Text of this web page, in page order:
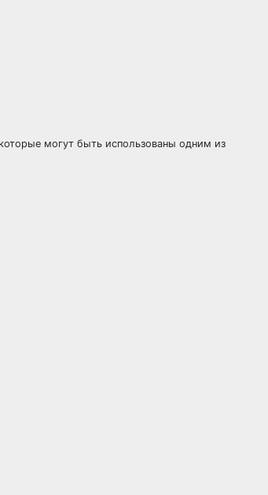
могут быть использованы одним из